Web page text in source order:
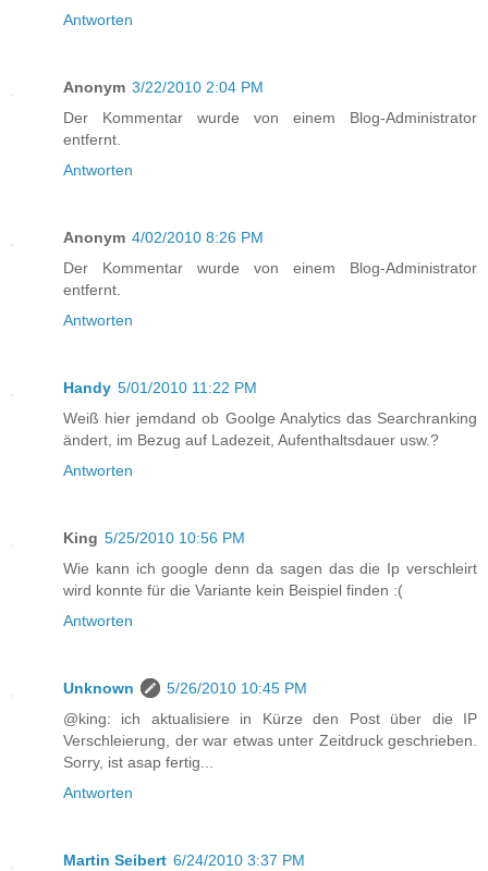
Antworten
Anonym 3/22/2010 2:04 PM
Der Kommentar wurde von einem Blog-Administrator
entfernt.
Antworten
Anonym 4/02/2010 8:26 PM
Der Kommentar wurde von einem Blog-Administrator
entfernt.
Antworten
Handy 5/01/2010 11:22 PM
Weiß hier jemdand ob Goolge Analytics das Searchranking
ändert, im Bezug auf Ladezeit, Aufenthaltsdauer usw.?
Antworten
King 5/25/2010 10:56 PM
Wie kann ich google denn da sagen das die Ip verschleirt
wird konnte für die Variante kein Beispiel finden :(
Antworten
Unknown
5/26/2010 10:45 PM
@king: ich aktualisiere in Kürze den Post über die IP
Verschleierung, der war etwas unter Zeitdruck geschrieben.
Sorry, ist asap fertig...
Antworten
Martin Seibert 6/24/2010 3:37 PM